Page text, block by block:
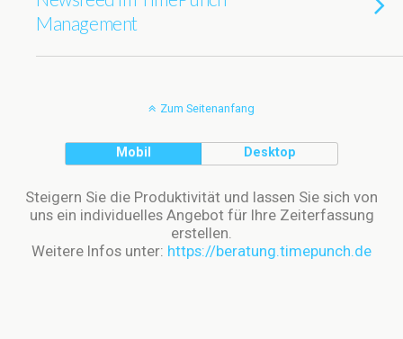
Management
Zum Seitenanfang
Mobil Desktop
Steigern Sie die Produktivität und lassen Sie sich von
uns ein individuelles Angebot für Ihre Zeiterfassung
erstellen.
Weitere Infos unter: https://beratung.timepunch.de